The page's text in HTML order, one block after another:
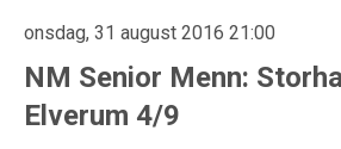
onsdag, 31 august 2016 21:00
NM Senior Menn:
Elverum 4/9